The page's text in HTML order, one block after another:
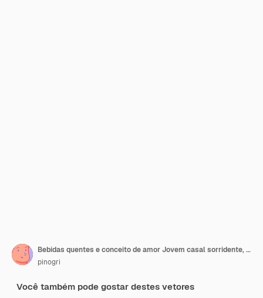
Bebidas quentes e conceito de amor Jovem casal sorridente, homem e mulher, segurando xícaras, canecas com chá quente ou café, aproveitando o tempo juntos ilustração do vetor
pinogri
Você também pode gostar destes vetores